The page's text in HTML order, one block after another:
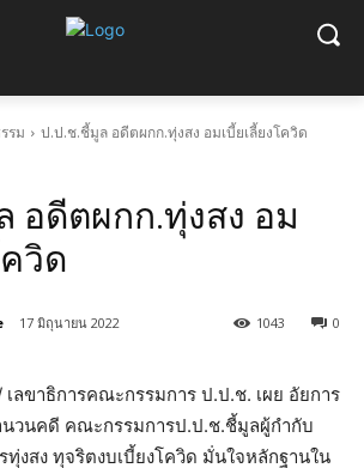
รม ป.ป.ช.ชี้มูล อดีตผกก.ทุ่งสง อมเบี้ยเลี้ยงโควิด
อดีตผกก.ทุ่งสง อม
วิด
17 มิถุนายน 2022 0
1043
ลขาธิการคณะกรรมการ ป.ป.ช. เผย อัยการ
วนคดี คณะกรรมการป.ป.ช.ชี้มูลผู้กำกับ
ทุ่งสง ทุจริตงบเบี้ยงโควิด มั่นใจหลักฐานใน